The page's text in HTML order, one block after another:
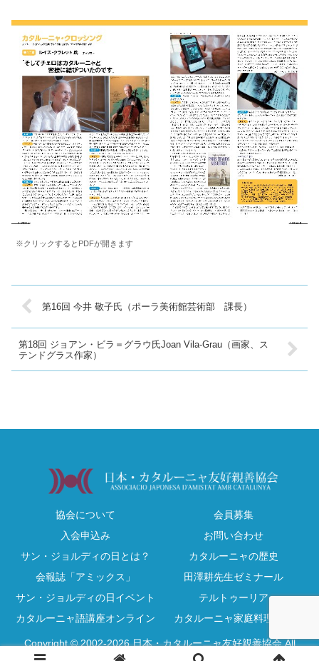
※クリックするとPDFが開きます
第16回 今井 敬子氏（ポーラ美術館芸術部 課長）
第18回 ジョアン・ビラ＝グラウ氏Joan Vila-Grau（画家、ス
テンドグラス作家）
協会について
会員募集
入会申込み
お問い合わせ
サン・ジョルディの日とは？
カタルーニャの歴史
会報誌「アミックス」
田澤耕先生ゼミナール
サン・ジョルディの日イベント
テルトゥーリア
カタルーニャ語講座オンライン
カタルーニャ家庭料理教室
Copyright © 2002-2026 日本・カタルーニャ友好親善協会 All